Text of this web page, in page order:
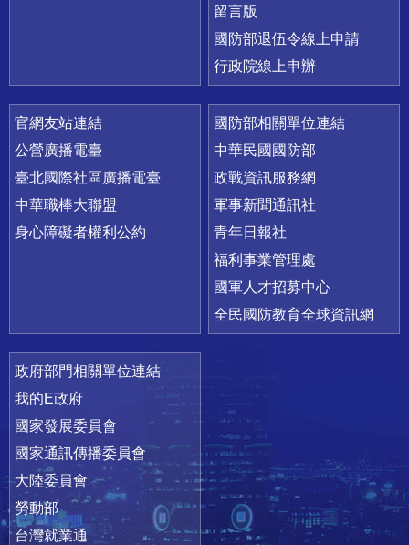
留言版
國防部退伍令線上申請
行政院線上申辦
官網友站連結
公營廣播電臺
臺北國際社區廣播電臺
中華職棒大聯盟
身心障礙者權利公約
國防部相關單位連結
中華民國國防部
政戰資訊服務網
軍事新聞通訊社
青年日報社
福利事業管理處
國軍人才招募中心
全民國防教育全球資訊網
政府部門相關單位連結
我的E政府
國家發展委員會
國家通訊傳播委員會
大陸委員會
勞動部
台灣就業通